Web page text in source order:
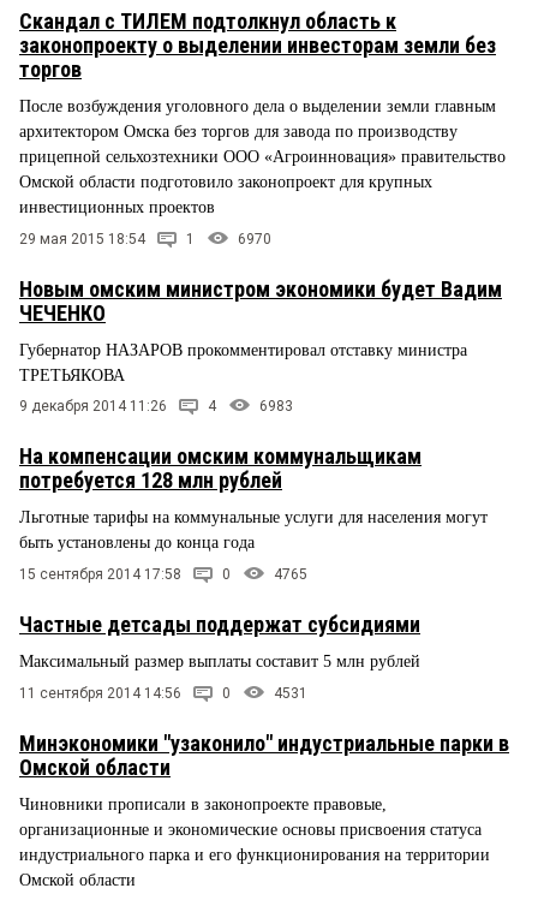
Скандал с ТИЛЕМ подтолкнул область к
законопроекту о выделении инвесторам земли без
торгов
После возбуждения уголовного дела о выделении земли главным
архитектором Омска без торгов для завода по производству
прицепной сельхозтехники ООО «Агроинновация» правительство
Омской области подготовило законопроект для крупных
инвестиционных проектов
29 мая 2015 18:54 1 6970
Новым омским министром экономики будет Вадим
ЧЕЧЕНКО
Губернатор НАЗАРОВ прокомментировал отставку министра
ТРЕТЬЯКОВА
9 декабря 2014 11:26 4 6983
На компенсации омским коммунальщикам
потребуется 128 млн рублей
Льготные тарифы на коммунальные услуги для населения могут
быть установлены до конца года
15 сентября 2014 17:58 0 4765
Частные детсады поддержат субсидиями
Максимальный размер выплаты составит 5 млн рублей
11 сентября 2014 14:56 0 4531
Минэкономики "узаконило" индустриальные парки в
Омской области
Чиновники прописали в законопроекте правовые,
организационные и экономические основы присвоения статуса
индустриального парка и его функционирования на территории
Омской области